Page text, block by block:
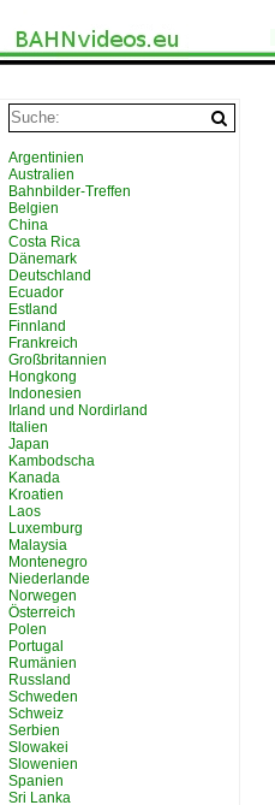
Argentinien
Australien
Bahnbilder-Treffen
Belgien
China
Costa Rica
Dänemark
Deutschland
Ecuador
Estland
Finnland
Frankreich
Großbritannien
Hongkong
Indonesien
Irland und Nordirland
Italien
Japan
Kambodscha
Kanada
Kroatien
Laos
Luxemburg
Malaysia
Montenegro
Niederlande
Norwegen
Österreich
Polen
Portugal
Rumänien
Russland
Schweden
Schweiz
Serbien
Slowakei
Slowenien
Spanien
Sri Lanka